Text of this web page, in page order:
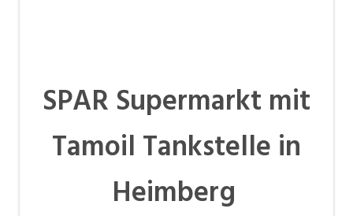
SPAR Supermarkt mit
Tamoil Tankstelle in
Heimberg